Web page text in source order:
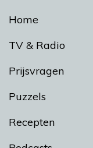
Home
TV & Radio
Prijsvragen
Puzzels
Recepten